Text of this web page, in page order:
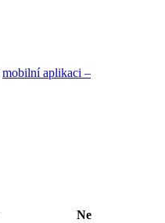
mobilní aplikaci –
Ne